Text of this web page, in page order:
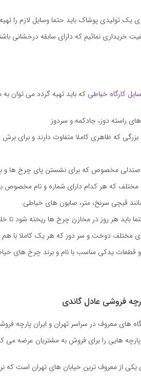
یک تولیدی پوشاک باید حتما وسایل لازم را
خریداری نمائیم که دارای سابقه درخشانی
کارگاه خیاطی که باید تهیه گردد می توان به
راسته دوز، جادکمه و سردوز
که ظاهری کاملا متفاوت دارند و برای
و صندلی مخصوص که برای نشستن پای چرخ ها و
که هر کدام دارای شماره و نام مخصوص
مانند قیچی سرنخ، متر، صابون های خیاطی.
باید هر روز در مخازن چرخ ها ریخته شود تا
مختلف دوخت و سر دوز که هر یک کاملا با هم
و قطعات یدکی مناسب با نام و برند چرخ های
فروشی عادل گاندی
های معروف در سراسر تهران و ایران پارچه
هایی را برای فروش به مشتریان عرضه می
یکی از معروف ترین خیابان های تهران است که